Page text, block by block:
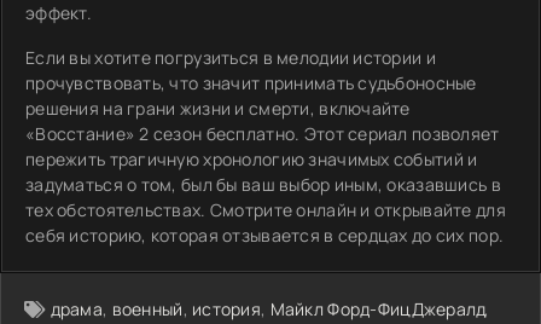
эффект.
Если вы хотите погрузиться в мелодии истории и
прочувствовать, что значит принимать судьбоносные
решения на грани жизни и смерти, включайте
«Восстание» 2 сезон бесплатно. Этот сериал позволяет
пережить трагичную хронологию значимых событий и
задуматься о том, был бы ваш выбор иным, оказавшись в
тех обстоятельствах. Смотрите онлайн и открывайте для
себя историю, которая отзывается в сердцах до сих пор.
драма, военный, история, Майкл Форд-ФицДжералд,